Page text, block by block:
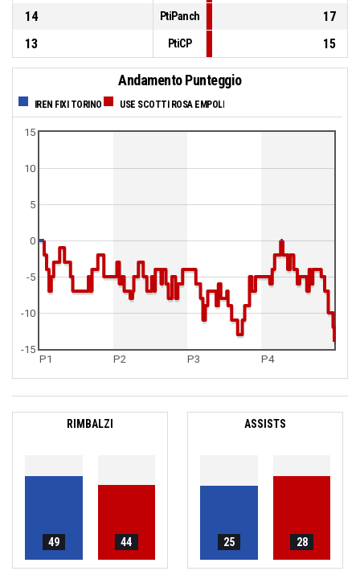
14
PtiPanch
17
13
PtiCP 15
Andamento Punteggio
IREN FIXI TORINO USE SCOTTI ROSA EMPOLI
P1 P2 P3 P4
0
5
10
15
-15
-10
-5
RIMBALZI
49 44
ASSISTS
25 28